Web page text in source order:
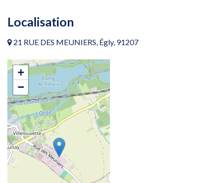
Localisation
21 RUE DES MEUNIERS, Égly, 91207
+
−